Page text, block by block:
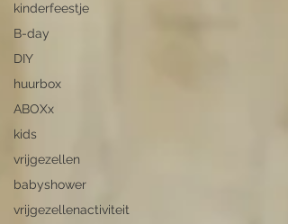
kinderfeestje
B-day
DIY
huurbox
ABOXx
kids
vrijgezellen
babyshower
vrijgezellenactiviteit